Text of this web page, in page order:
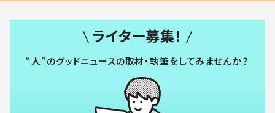
ライター募集！
“人”のグッドニュースの取材・執筆をしてみませんか？